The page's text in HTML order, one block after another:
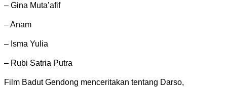
– Gina Muta’afif
– Anam
– Isma Yulia
– Rubi Satria Putra
Film Badut Gendong menceritakan tentang Darso,